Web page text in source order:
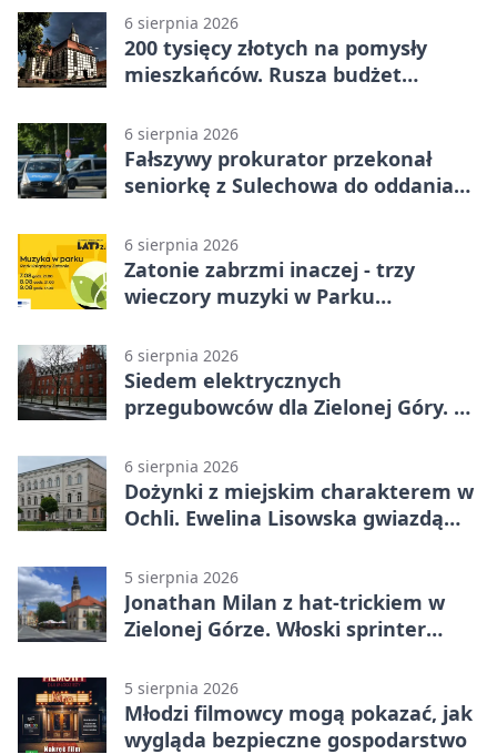
6 sierpnia 2026
200 tysięcy złotych na pomysły
mieszkańców. Rusza budżet
6 sierpnia 2026
Fałszywy prokurator przekonał
seniorkę z Sulechowa do oddania
6 sierpnia 2026
Zatonie zabrzmi inaczej - trzy
wieczory muzyki w Parku
6 sierpnia 2026
Siedem elektrycznych
przegubowców dla Zielonej Góry. To
6 sierpnia 2026
Dożynki z miejskim charakterem w
Ochli. Ewelina Lisowska gwiazdą
5 sierpnia 2026
Jonathan Milan z hat-trickiem w
Zielonej Górze. Włoski sprinter
5 sierpnia 2026
Młodzi filmowcy mogą pokazać, jak
wygląda bezpieczne gospodarstwo